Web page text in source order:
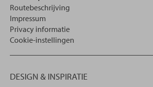
Routebeschrijving
Impressum
Privacy informatie
Cookie-instellingen
DESIGN & INSPIRATIE